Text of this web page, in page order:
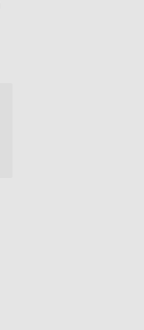
option: Ausbauhaus